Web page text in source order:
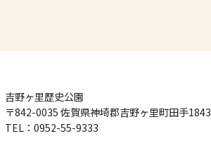
吉野ヶ里歴史公園
〒842-0035 佐賀県神埼郡吉野ヶ里町田手1843
TEL： 0952-55-9333